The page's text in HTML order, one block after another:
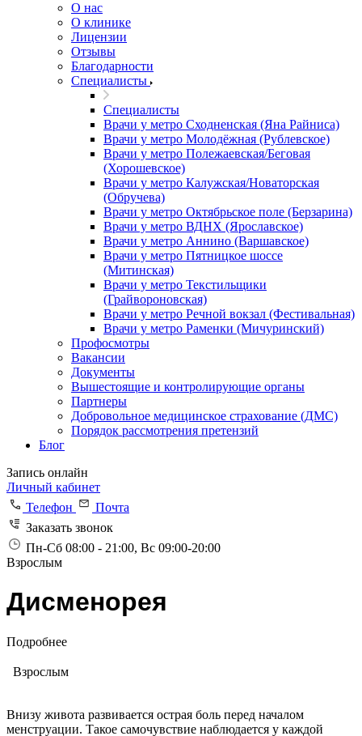
О нас
О клинике
Лицензии
Отзывы
Благодарности
Специалисты
Специалисты
Врачи у метро Сходненская (Яна Райниса)
Врачи у метро Молодёжная (Рублевское)
Врачи у метро Полежаевская/Беговая
(Хорошевское)
Врачи у метро Калужская/Новаторская
(Обручева)
Врачи у метро Октябрьское поле (Берзарина)
Врачи у метро ВДНХ (Ярославское)
Врачи у метро Аннино (Варшавское)
Врачи у метро Пятницкое шоссе
(Митинская)
Врачи у метро Текстильщики
(Грайвороновская)
Врачи у метро Речной вокзал (Фестивальная)
Врачи у метро Раменки (Мичуринский)
Профосмотры
Вакансии
Документы
Вышестоящие и контролирующие органы
Партнеры
Добровольное медицинское страхование (ДМС)
Порядок рассмотрения претензий
Блог
Запись онлайн
Личный кабинет
Телефон
Почта
Заказать звонок
Пн-Сб 08:00 - 21:00, Вс 09:00-20:00
Взрослым
Дисменорея
Подробнее
Взрослым
Внизу живота развивается острая боль перед началом
менструации. Такое самочувствие наблюдается у каждой